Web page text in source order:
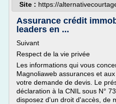
Site : https://
Assurance crédit
leaders en ...
Suivant
Respect de la vie privée
Les informations qui vous
Magnoliaweb assurances et
votre demande de devis. Le
déclaration à la CNIL sous N°
disposez d'un droit d'accès, de